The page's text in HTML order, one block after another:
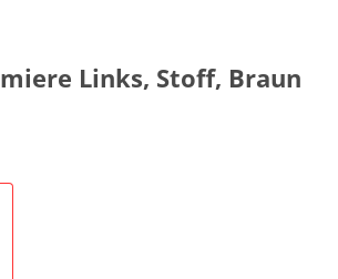
Links, Stoff, Braun